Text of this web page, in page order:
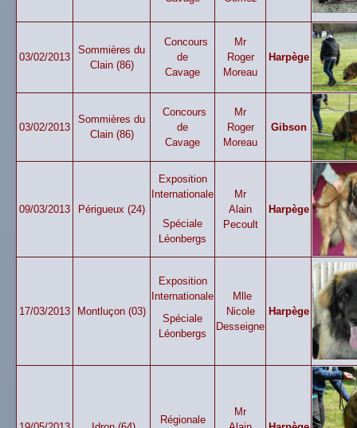
03/02/2013
Sommières du
Clain (86)
Concours
de
Cavage
Mr
Roger
Moreau
Harpège
03/02/2013
Sommières du
Clain (86)
Concours
de
Cavage
Mr
Roger
Moreau
Gibson
09/03/2013 Périgueux (24)
Exposition
Internationale
Spéciale
Léonbergs
Mr
Alain
Pecoult
Harpège
17/03/2013 Montluçon (03)
Exposition
Internationale
Spéciale
Léonbergs
Mlle
Nicole
Desseigne
Harpège
Régionale
Mr